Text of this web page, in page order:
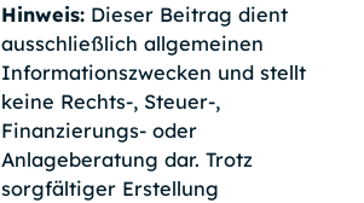
Hinweis:Dieser Beitrag dient
ausschließlich allgemeinen
Informationszwecken und stellt
keine Rechts-, Steuer-,
Finanzierungs- oder
Anlageberatung dar. Trotz
sorgfältiger Erstellung